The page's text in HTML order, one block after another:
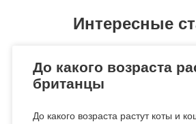
Интересные
До какого возраста
британцы
До какого возраста растут коты и